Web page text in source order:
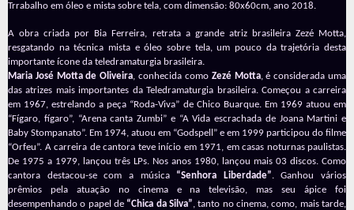
Trrabalho em óleo e mista sobre tela, com dimensão: 80x60cm, ano 2018.
A obra criada por Bia Ferreira, retrata a grande atriz brasileira Zezé Motta,
resgatando na técnica mista e óleo sobre tela, um pouco da trajetória desta
importante ícone da teledramaturgia brasileira.
Maria José Motta de Oliveira, conhecida como Zezé Motta, é considerada uma
das atrizes mais importantes da Teledramaturgia brasileira. Começou a carreira
em 1967, estrelando a peça “Roda-Viva” de Chico Buarque. Em 1969 atuou em
“Fígaro, fígaro”, “Arena canta Zumbi” e “A Vida escrachada de Joana Martini e
Baby Stompanato”. Em 1974, atuou em “Godspell” e em 1999 participou do filme
“Orfeu”. A carreira de cantora teve início em 1971, em casas noturnas paulistas.
De 1975 a 1979, lançou três LPs. Nos anos 1980, lançou mais 03 discos. Como
cantora destacou-se com a música “Senhora Liberdade”. Ganhou vários
prêmios pela atuação no cinema e na televisão, mas seu ápice foi
desempenhando o papel de “Chica da Silva”, tanto no cinema, como, mais tarde,